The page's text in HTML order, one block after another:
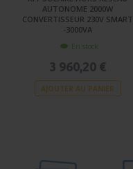
AUTONOME 2000W
CONVERTISSEUR 230V SMART
-3000VA
En stock
3 960,20 €
AJOUTER AU PANIER